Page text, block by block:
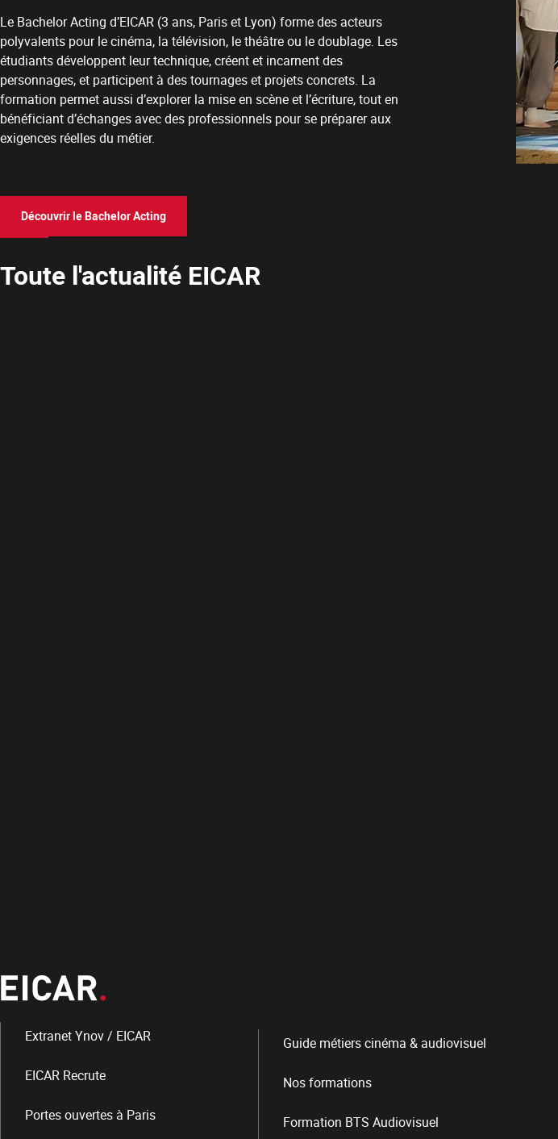
Le Bachelor Acting d’EICAR (3 ans, Paris et Lyon) forme des acteurs
polyvalents pour le cinéma, la télévision, le théâtre ou le doublage. Les
étudiants développent leur technique, créent et incarnent des
personnages, et participent à des tournages et projets concrets. La
formation permet aussi d’explorer la mise en scène et l’écriture, tout en
bénéficiant d’échanges avec des professionnels pour se préparer aux
exigences réelles du métier.
Découvrir le Bachelor Acting
Toute l'actualité EICAR
Extranet Ynov / EICAR
EICAR Recrute
Portes ouvertes à Paris
Guide métiers cinéma & audiovisuel
Nos formations
Formation BTS Audiovisuel